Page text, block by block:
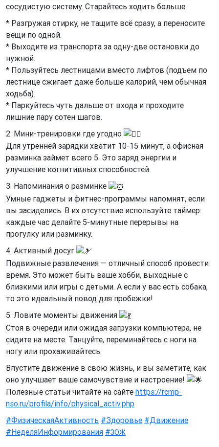
сосудистую систему. Старайтесь ходить больше:
* Разгружая стирку, не тащите всё сразу, а переносите
вещи по одной.
* Выходите из транспорта за одну-две остановки до
нужной.
* Пользуйтесь лестницами вместо лифтов (подъем по
лестнице сжигает даже больше калорий, чем обычная
ходьба).
* Паркуйтесь чуть дальше от входа и проходите
лишние пару сотен шагов.
2. Мини-тренировки где угодно
Для утренней зарядки хватит 10-15 минут, а офисная
разминка займет всего 5. Это заряд энергии и
улучшение когнитивных способностей.
3. Напоминания о разминке
Умные гаджеты и фитнес-программы напомнят, если
вы засиделись. В их отсутствие используйте таймер:
каждые час делайте 5-минутные перерывы на
прогулку или разминку.
4. Активный досуг
Подвижные развлечения — отличный способ провести
время. Это может быть ваше хобби, выходные с
близкими или игры с детьми. А если у вас есть собака,
то это идеальный повод для пробежки!
5. Ловите моменты движения
Стоя в очереди или ожидая загрузки компьютера, не
сидите на месте. Танцуйте, переминайтесь с ноги на
ногу или прохаживайтесь.
Впустите движение в свою жизнь, и вы заметите, как
оно улучшает ваше самочувствие и настроение!
Полезные статьи читайте на сайте https://rcmp-
nso.ru/profila/info/physical_activ.php
#ФизическаяАктивность #Здоровье #Движение
#НеделяИнформирования #ЗОЖ